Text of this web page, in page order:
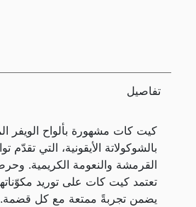
تفاصيل
كيت كات مشهورة بألواح الويفر
بالشوكولاتة الأيقونية، التي تقدّم
القرمشة والنعومة الكريمية.
تعتمد كيت كات على توريد
يضمن تجربةً ممتعة مع كل قضمة.